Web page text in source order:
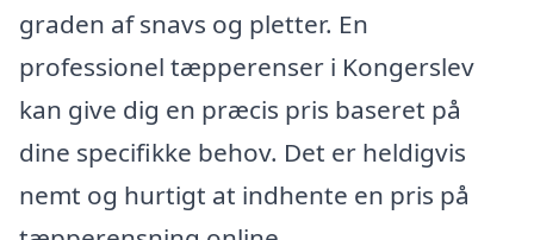
graden af snavs og pletter. En
professionel tæpperenser i Kongerslev
kan give dig en præcis pris baseret på
dine specifikke behov. Det er heldigvis
nemt og hurtigt at indhente en pris på